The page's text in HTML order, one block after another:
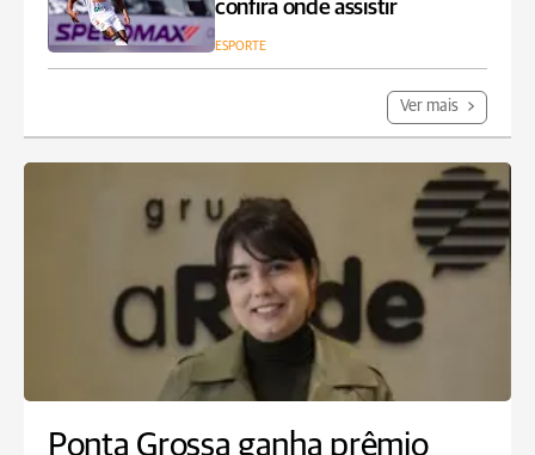
confira onde assistir
ESPORTE
Ver mais
Ponta Grossa ganha prêmio